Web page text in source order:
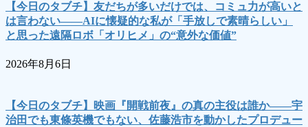
送
り
【今日のタブチ】友だちが多いだけでは、コミュ力が高いと
は言わない――AIに懐疑的な私が「手放しで素晴らしい」
と思った遠隔ロボ「オリヒメ」の“意外な価値”
2026年8月6日
【今日のタブチ】映画『開戦前夜』の真の主役は誰か――宇
治田でも東條英機でもない、佐藤浩市を動かしたプロデュー